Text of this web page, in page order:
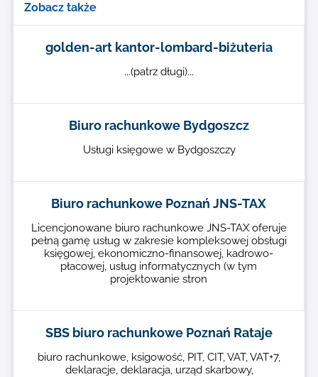
Zobacz także
golden-art kantor-lombard-biżuteria
...(patrz długi)...
Biuro rachunkowe Bydgoszcz
Usługi księgowe w Bydgoszczy
Biuro rachunkowe Poznań JNS-TAX
Licencjonowane biuro rachunkowe JNS-TAX oferuje
pełną gamę usług w zakresie kompleksowej obsługi
księgowej, ekonomiczno-finansowej, kadrowo-
płacowej, usług informatycznych (w tym
projektowanie stron
SBS biuro rachunkowe Poznań Rataje
biuro rachunkowe, ksigowość, PIT, CIT, VAT, VAT+7,
deklaracje, deklaracja, urząd skarbowy,